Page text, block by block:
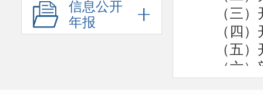
信息公开
年报
（三
（四
（五
（六
一、部